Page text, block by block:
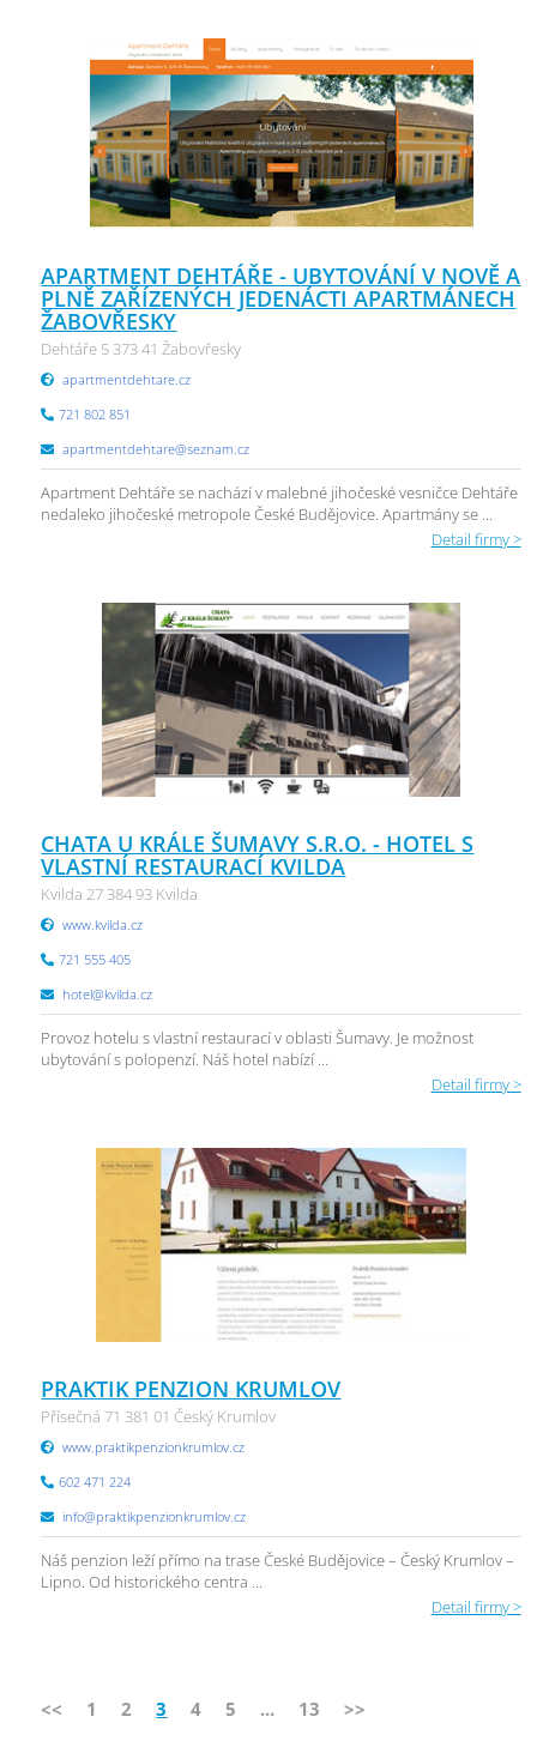
APARTMENT DEHTÁŘE - UBYTOVÁNÍ V NOVĚ A
PLNĚ ZAŘÍZENÝCH JEDENÁCTI APARTMÁNECH
ŽABOVŘESKY
Dehtáře 5 373 41 Žabovřesky
apartmentdehtare.cz
721 802 851
apartmentdehtare@seznam.cz
Apartment Dehtáře se nachází v malebné jihočeské vesničce Dehtáře
nedaleko jihočeské metropole České Budějovice. Apartmány se ...
Detail firmy >
CHATA U KRÁLE ŠUMAVY S.R.O. - HOTEL S
VLASTNÍ RESTAURACÍ KVILDA
Kvilda 27 384 93 Kvilda
www.kvilda.cz
721 555 405
hotel@kvilda.cz
Provoz hotelu s vlastní restaurací v oblasti Šumavy. Je možnost
ubytování s polopenzí. Náš hotel nabízí ...
Detail firmy >
PRAKTIK PENZION KRUMLOV
Přísečná 71 381 01 Český Krumlov
www.praktikpenzionkrumlov.cz
602 471 224
info@praktikpenzionkrumlov.cz
Náš penzion leží přímo na trase České Budějovice – Český Krumlov –
Lipno. Od historického centra ...
Detail firmy >
<< 1 2 3 4 5 ... 13 >>